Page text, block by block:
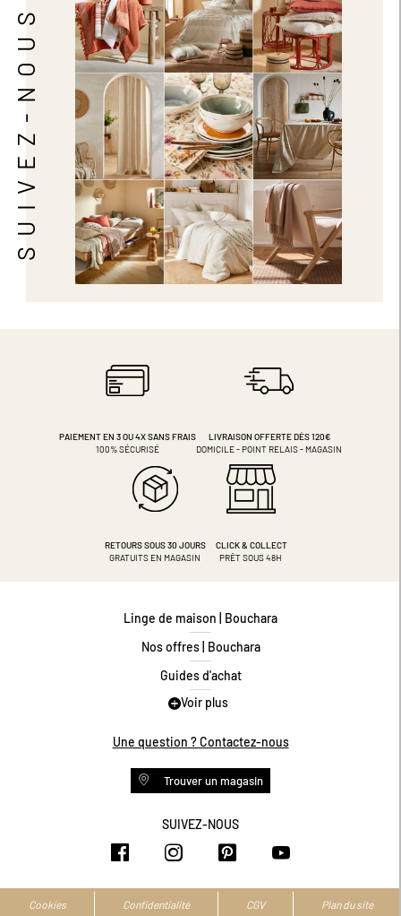
SUIVEZ-NOUS
PAIEMENT EN 3 OU 4XSANS FRAIS
100% SÉCURISÉ
LIVRAISON OFFERTE DÈS 120€
DOMICILE - POINT RELAIS - MAGASIN
RETOURS SOUS 30 JOURS
GRATUITS EN MAGASIN
CLICK & COLLECT
PRÊT SOUS 48H
Linge de maison | Bouchara
Nos offres | Bouchara
Guides d'achat
Guide des tailles
Programme de fidélité
Conditions des offres
Livraison et retours
Accessibilité numérique
Voir plus
Une question ? Contactez-nous
Trouver un magasin
SUIVEZ-NOUS
https://www.facebook.com/
https://https://
Cookies Confidentialité CGV Plan du site